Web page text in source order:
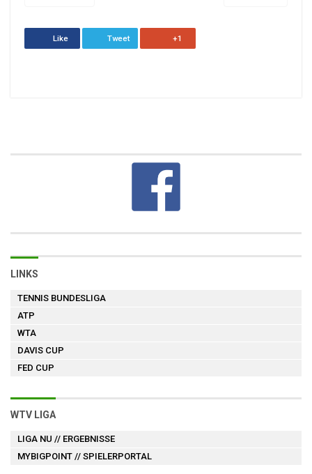
Like Tweet +1
LINKS
TENNIS BUNDESLIGA
ATP
WTA
DAVIS CUP
FED CUP
WTV LIGA
LIGA NU // ERGEBNISSE
MYBIGPOINT // SPIELERPORTAL